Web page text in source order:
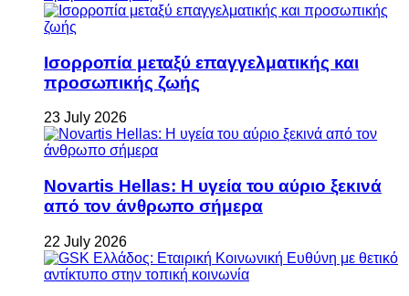
Ισορροπία μεταξύ επαγγελματικής και
προσωπικής ζωής
23 July 2026
Novartis Hellas: Η υγεία του αύριο ξεκινά
από τον άνθρωπο σήμερα
22 July 2026